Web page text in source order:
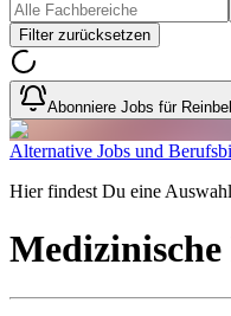
Filter zurücksetzen
Abonniere Jobs für
Alternative Jobs und
Hier findest Du eine